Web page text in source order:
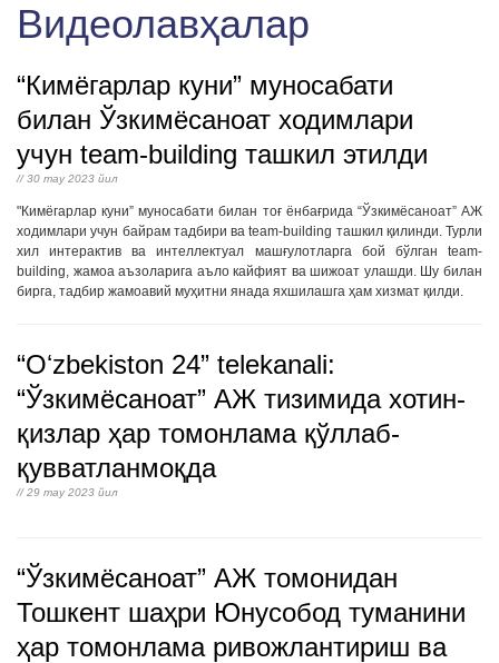
Видеолавҳалар
“Кимёгарлар куни” муносабати
билан Ўзкимёсаноат ходимлари
учун team-building ташкил этилди
// 30 may 2023 йил
"Кимёгарлар куни” муносабати билан тоғ ёнбағрида “Ўзкимёсаноат” АЖ
ходимлари учун байрам тадбири ва team-building ташкил қилинди. Турли
хил интерактив ва интеллектуал машғулотларга бой бўлган team-
building, жамоа аъзоларига аъло кайфият ва шижоат улашди. Шу билан
бирга, тадбир жамоавий муҳитни янада яхшилашга ҳам хизмат қилди.
“Oʻzbekiston 24” telekanali:
“Ўзкимёсаноат” АЖ тизимида хотин-
қизлар ҳар томонлама қўллаб-
қувватланмоқда
// 29 may 2023 йил
“Ўзкимёсаноат” АЖ томонидан
Тошкент шаҳри Юнусобод туманини
ҳар томонлама ривожлантириш ва